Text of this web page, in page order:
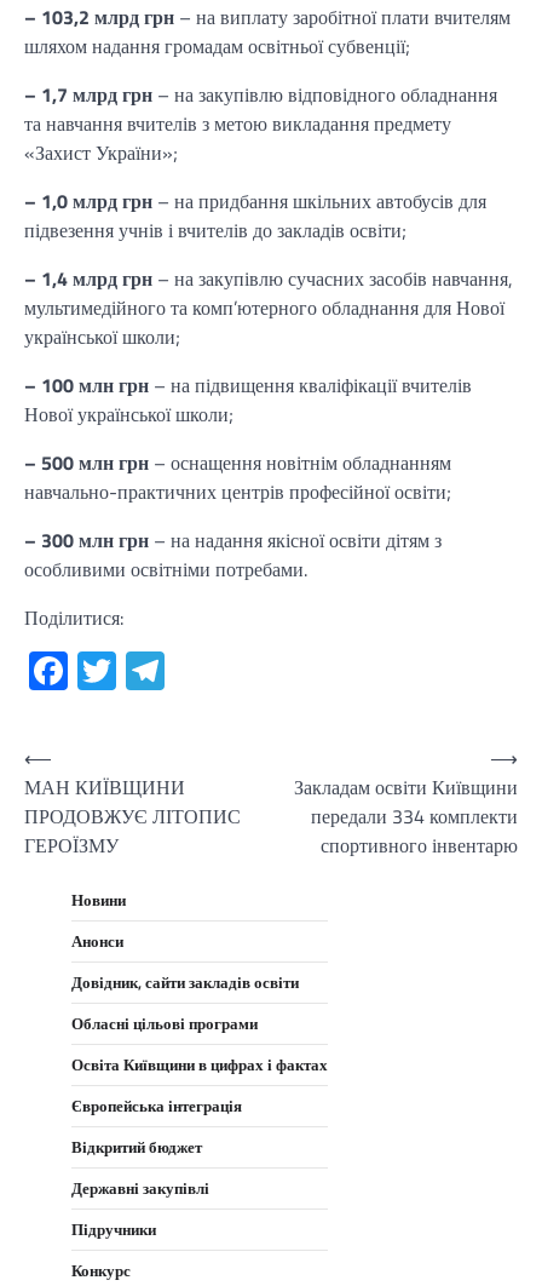
– 103,2 млрд грн – на виплату заробітної плати вчителям
шляхом надання громадам освітньої субвенції;
– 1,7 млрд грн – на закупівлю відповідного обладнання
та навчання вчителів з метою викладання предмету
«Захист України»;
– 1,0 млрд грн – на придбання шкільних автобусів для
підвезення учнів і вчителів до закладів освіти;
– 1,4 млрд грн – на закупівлю сучасних засобів навчання,
мультимедійного та комп’ютерного обладнання для Нової
української школи;
– 100 млн грн – на підвищення кваліфікації вчителів
Нової української школи;
– 500 млн грн – оснащення новітнім обладнанням
навчально-практичних центрів професійної освіти;
– 300 млн грн – на надання якісної освіти дітям з
особливими освітніми потребами.
Поділитися:
Facebook
Twitter
Навігація
записів
⟵
МАН КИЇВЩИНИ
ПРОДОВЖУЄ ЛІТОПИС
ГЕРОЇЗМУ
Закладам освіти Київщини
передали 334 комплекти
спортивного інвентарю
⟶
Новини
Анонси
Довідник, сайти закладів освіти
Обласні цільові програми
Освіта Київщини в цифрах і фактах
Європейська інтеграція
Відкритий бюджет
Державні закупівлі
Підручники
Конкурс